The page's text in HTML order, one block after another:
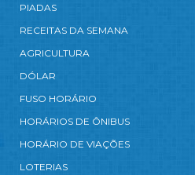
PIADAS
RECEITAS DA SEMANA
AGRICULTURA
DÓLAR
FUSO HORÁRIO
HORÁRIOS DE ÔNIBUS
HORÁRIO DE VIAÇÕES
LOTERIAS